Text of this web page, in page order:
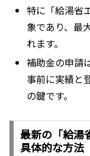
特に「給湯省
象であり、最
れます。
補助金の申請
事前に実績と
の鍵です。
最新の「給湯
具体的な方法